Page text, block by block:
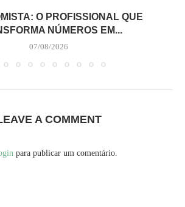
O PROFISSIONAL QUE
NÚMEROS EM...
07/08/2026
A COMMENT
para publicar um comentário.